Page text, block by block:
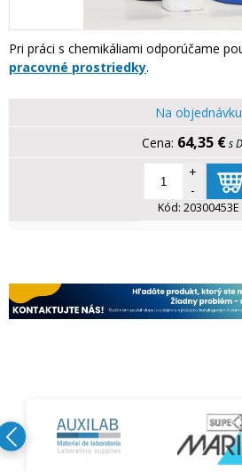
Pri práci s chemikáliami odporúčame
pracovné prostriedky.
Na objednávku
64,35 € s
+
-
Kód: 20300453E